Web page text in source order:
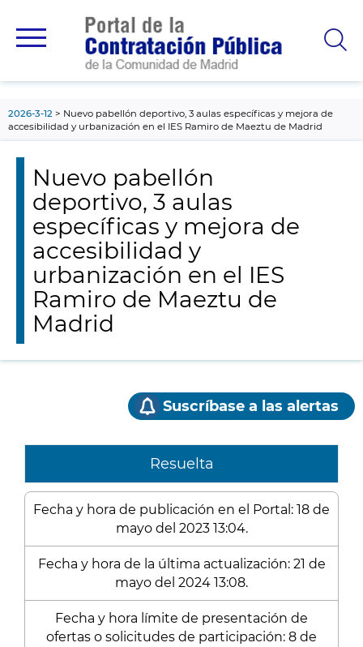
principal
2026-3-12
Nuevo pabellón deportivo, 3 aulas específicas y mejora de
accesibilidad y urbanización en el IES Ramiro de Maeztu de Madrid
Nuevo pabellón
deportivo, 3 aulas
específicas y mejora de
accesibilidad y
urbanización en el IES
Ramiro de Maeztu de
Madrid
Suscríbase a las alertas
Resuelta
Fecha y hora de publicación en el Portal: 18 de
mayo del 2023 13:04.
Fecha y hora de la última actualización: 21 de
mayo del 2024 13:08.
Fecha y hora límite de presentación de
ofertas o solicitudes de participación: 8 de